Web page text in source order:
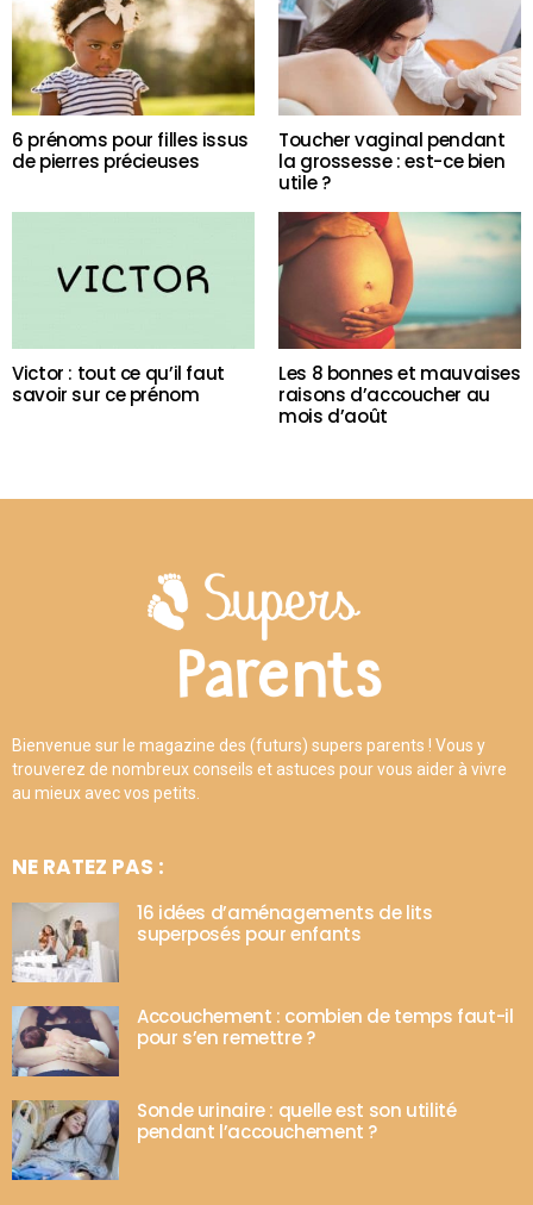
6 prénoms pour filles issus
de pierres précieuses
Toucher vaginal pendant
la grossesse : est-ce bien
utile ?
Victor : tout ce qu’il faut
savoir sur ce prénom
Les 8 bonnes et mauvaises
raisons d’accoucher au
mois d’août
Bienvenue sur le magazine des (futurs) supers parents ! Vous y
trouverez de nombreux conseils et astuces pour vous aider à vivre
au mieux avec vos petits.
NE RATEZ PAS :
16 idées d’aménagements de lits
superposés pour enfants
Accouchement : combien de temps faut-il
pour s’en remettre ?
Sonde urinaire : quelle est son utilité
pendant l’accouchement ?